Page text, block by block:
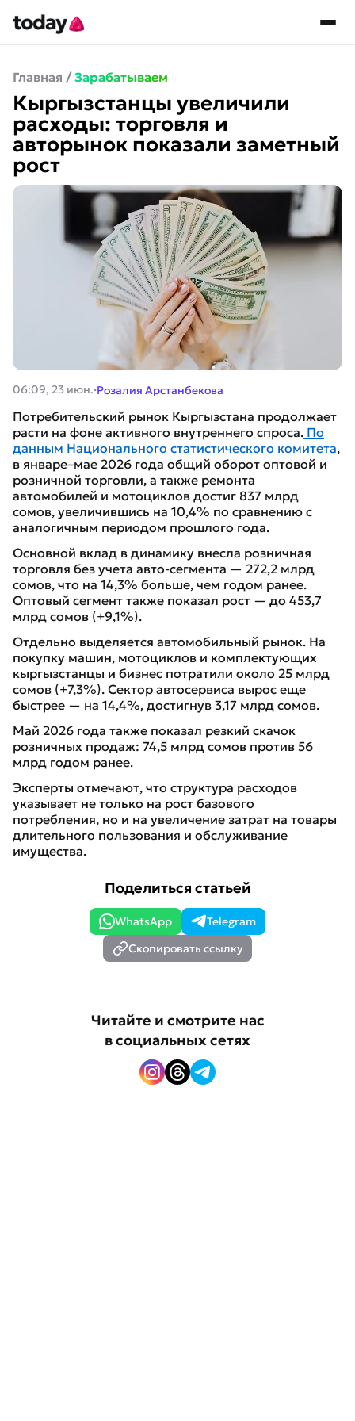
Главная / Зарабатываем
Кыргызстанцы увеличили
расходы: торговля и
авторынок показали заметный
рост
06:09, 23 июн.·Розалия Арстанбекова
Потребительский рынок Кыргызстана продолжает
расти на фоне активного внутреннего спроса. По
данным Национального статистического комитета,
в январе–мае 2026 года общий оборот оптовой и
розничной торговли, а также ремонта
автомобилей и мотоциклов достиг 837 млрд
сомов, увеличившись на 10,4% по сравнению с
аналогичным периодом прошлого года.
Основной вклад в динамику внесла розничная
торговля без учета авто-сегмента — 272,2 млрд
сомов, что на 14,3% больше, чем годом ранее.
Оптовый сегмент также показал рост — до 453,7
млрд сомов (+9,1%).
Отдельно выделяется автомобильный рынок. На
покупку машин, мотоциклов и комплектующих
кыргызстанцы и бизнес потратили около 25 млрд
сомов (+7,3%). Сектор автосервиса вырос еще
быстрее — на 14,4%, достигнув 3,17 млрд сомов.
Май 2026 года также показал резкий скачок
розничных продаж: 74,5 млрд сомов против 56
млрд годом ранее.
Эксперты отмечают, что структура расходов
указывает не только на рост базового
потребления, но и на увеличение затрат на товары
длительного пользования и обслуживание
имущества.
Поделиться статьей
WhatsApp
Telegram
Скопировать ссылку
Читайте и смотрите нас
в социальных сетях